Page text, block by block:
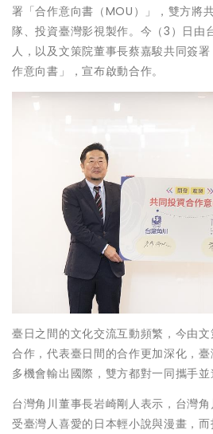
署「合作意向書（MOU）」，雙方將
隊、投資臺灣影視製作。今（3）日由
人，以及文策院董事長蔡嘉駿共同簽
作意向書」，宣布啟動合作。
臺日之間的文化交流互動頻繁，今由
合作，代表臺日間的合作更加深化，
多機會輸出國際，雙方都對一同攜手並
台灣角川董事長岩崎剛人表示，台灣
受臺灣人喜愛的日本輕小說與漫畫，